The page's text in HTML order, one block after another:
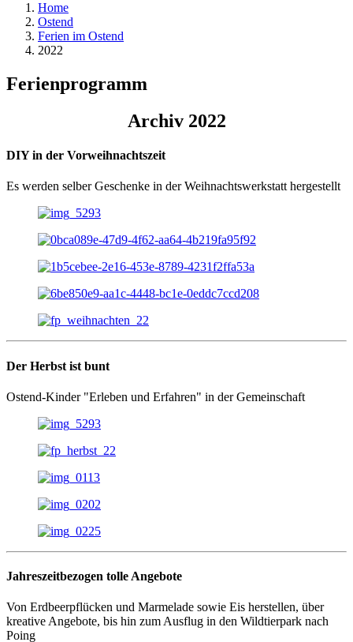
Home
Ostend
Ferien im Ostend
2022
Ferienprogramm
Archiv 2022
DIY in der Vorweihnachtszeit
Es werden selber Geschenke in der Weihnachtswerkstatt hergestellt
Der Herbst ist bunt
Ostend-Kinder "Erleben und Erfahren" in der Gemeinschaft
Jahreszeitbezogen tolle Angebote
Von Erdbeerpflücken und Marmelade sowie Eis herstellen, über
kreative Angebote, bis hin zum Ausflug in den Wildtierpark nach
Poing